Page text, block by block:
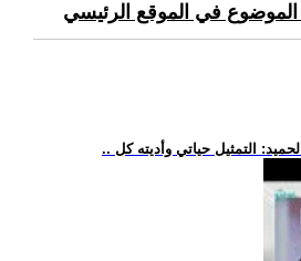
الموضوع في الموقع الرئيسي
التمثيل حياتي وأديته كل